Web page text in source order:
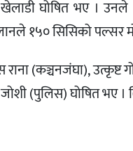
घोषित भए ।
१५० सिसिको पल्सर
राना (कञ्चनजंघा),
(पुलिस) घोषित भए